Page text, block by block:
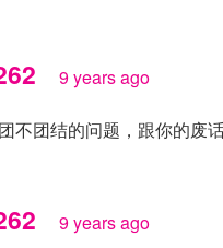
9 years ago
不团结的问题，跟你的废
9 years ago